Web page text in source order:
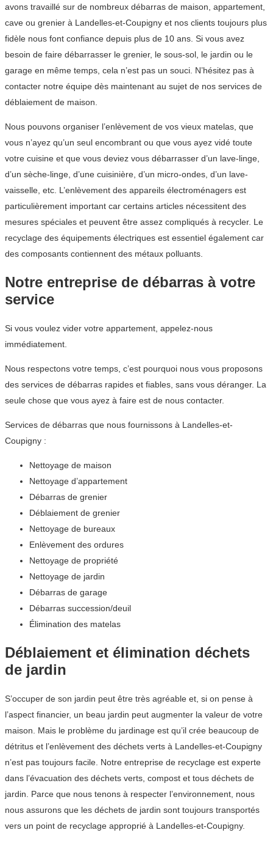
avons travaillé sur de nombreux débarras de maison, appartement,
cave ou grenier à Landelles-et-Coupigny et nos clients toujours plus
fidèle nous font confiance depuis plus de 10 ans. Si vous avez
besoin de faire débarrasser le grenier, le sous-sol, le jardin ou le
garage en même temps, cela n’est pas un souci. N’hésitez pas à
contacter notre équipe dès maintenant au sujet de nos services de
déblaiement de maison.
Nous pouvons organiser l’enlèvement de vos vieux matelas, que
vous n’ayez qu’un seul encombrant ou que vous ayez vidé toute
votre cuisine et que vous deviez vous débarrasser d’un lave-linge,
d’un sèche-linge, d’une cuisinière, d’un micro-ondes, d’un lave-
vaisselle, etc. L’enlèvement des appareils électroménagers est
particulièrement important car certains articles nécessitent des
mesures spéciales et peuvent être assez compliqués à recycler. Le
recyclage des équipements électriques est essentiel également car
des composants contiennent des métaux polluants.
Notre entreprise de débarras à votre
service
Si vous voulez vider votre appartement, appelez-nous
immédiatement.
Nous respectons votre temps, c’est pourquoi nous vous proposons
des services de débarras rapides et fiables, sans vous déranger. La
seule chose que vous ayez à faire est de nous contacter.
Services de débarras que nous fournissons à Landelles-et-
Coupigny :
Nettoyage de maison
Nettoyage d’appartement
Débarras de grenier
Déblaiement de grenier
Nettoyage de bureaux
Enlèvement des ordures
Nettoyage de propriété
Nettoyage de jardin
Débarras de garage
Débarras succession/deuil
Élimination des matelas
Déblaiement et élimination déchets
de jardin
S’occuper de son jardin peut être très agréable et, si on pense à
l’aspect financier, un beau jardin peut augmenter la valeur de votre
maison. Mais le problème du jardinage est qu’il crée beaucoup de
détritus et l’enlèvement des déchets verts à Landelles-et-Coupigny
n’est pas toujours facile. Notre entreprise de recyclage est experte
dans l’évacuation des déchets verts, compost et tous déchets de
jardin. Parce que nous tenons à respecter l’environnement, nous
nous assurons que les déchets de jardin sont toujours transportés
vers un point de recyclage approprié à Landelles-et-Coupigny.